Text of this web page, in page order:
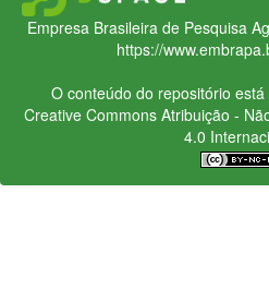
Empresa Brasileira de Pesquisa
https://
O conteúdo do repositório
Creative CommonsAtribuição -
4.0